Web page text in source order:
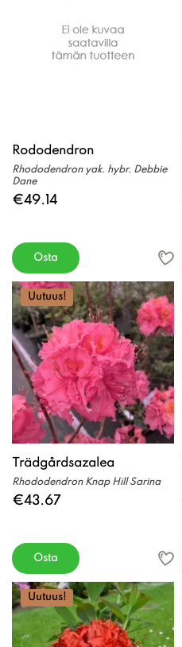
Rododendron
Rhododendron yak. hybr. Debbie
Dane
€49.14
Osta
Uutuus!
Trädgårdsazalea
Rhododendron Knap Hill Sarina
€43.67
Osta
Uutuus!